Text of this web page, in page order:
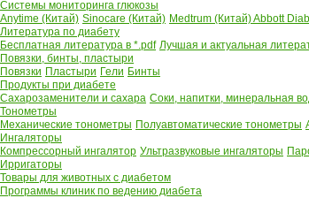
Системы мониторинга глюкозы
Anytime (Китай) Sinocare (Китай) Medtrum (Китай)Abbott
Литература по диабету
Бесплатная литература в *.pdf Лучшая и актуальная
Повязки, бинты, пластыри
Повязки Пластыри Гели Бинты
Продукты при диабете
Сахарозаменители и сахара Соки, напитки, минеральная
Тонометры
Механические тонометры Полуавтоматические тонометры
Ингаляторы
Компрессорный ингалятор Ультразвуковые ингаляторы
Ирригаторы
Товары для животных с диабетом
Программы клиник по ведению диабета